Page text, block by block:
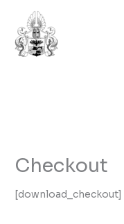
contenu
Checkout
[download_checkout]